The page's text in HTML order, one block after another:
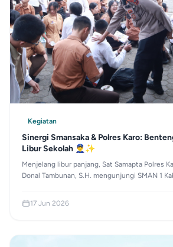
Kegiatan
Sinergi Smansaka & Polres Karo:
Libur Sekolah 👮‍♂️✨
Menjelang libur panjang, Sat Samapta Polres
Donal Tambunan, S.H. mengunjungi SMAN 1
membentengi siswa dari kenakalan remaja,
penyalahgunaan medsos, serta narkoba demi
17 Jun 2026